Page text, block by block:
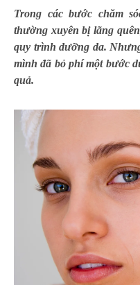
Trong các bước chăm
thường xuyên bị lãng
quy trình dưỡng da.
mình đã bỏ phí một bước
quả.